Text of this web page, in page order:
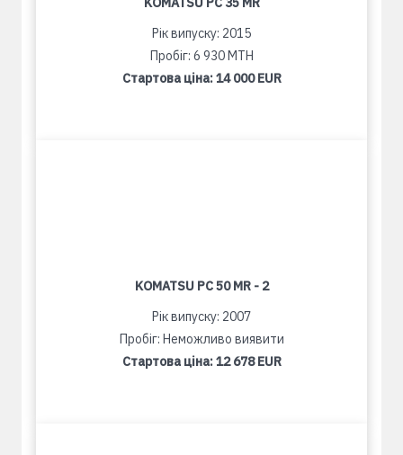
Рік випуску: 2015
Пробіг: 6 930 MTH
Стартова ціна:14 000 EUR
KOMATSU PC 50 MR - 2
Рік випуску: 2007
Пробіг: Неможливо виявити
Стартова ціна:12 678 EUR